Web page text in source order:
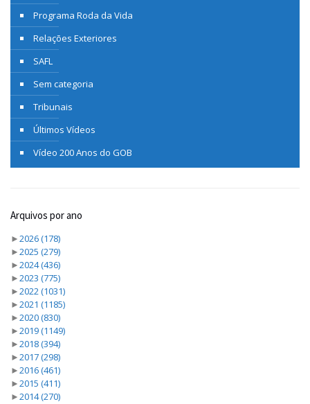
Programa Roda da Vida
Relações Exteriores
SAFL
Sem categoria
Tribunais
Últimos Vídeos
Vídeo 200 Anos do GOB
Arquivos por ano
►2026(178)
►2025 (279)
►2024(436)
►2023 (775)
►2022(1031)
►2021 (1185)
►2020(830)
►2019(1149)
►2018(394)
►2017(298)
►2016(461)
►2015 (411)
►2014(270)